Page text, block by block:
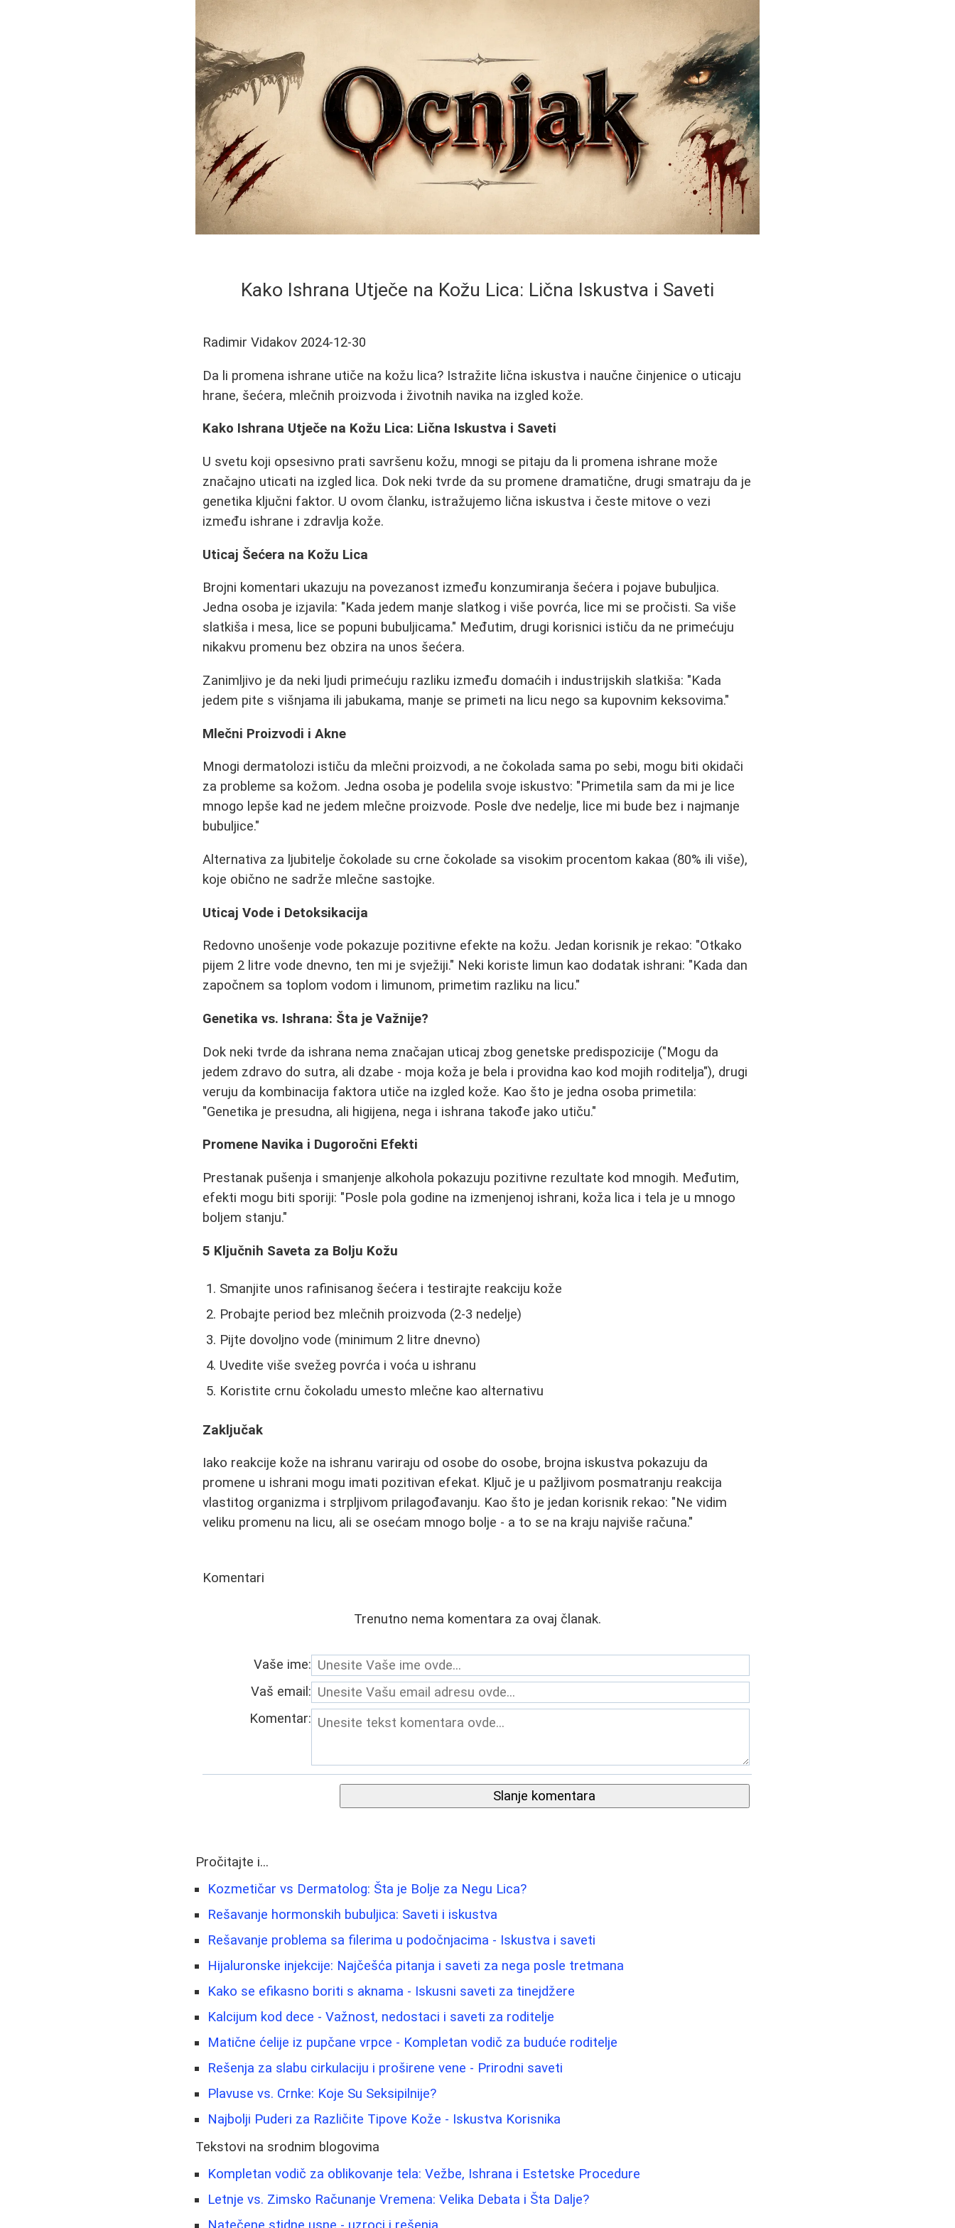
Kako Ishrana Utječe na Kožu Lica: Lična Iskustva i Saveti
Radimir Vidakov 2024-12-30
Da li promena ishrane utiče na kožu lica? Istražite lična iskustva i naučne činjenice o uticaju
hrane, šećera, mlečnih proizvoda i životnih navika na izgled kože.
Kako Ishrana Utječe na Kožu Lica: Lična Iskustva i Saveti
U svetu koji opsesivno prati savršenu kožu, mnogi se pitaju da li promena ishrane može
značajno uticati na izgled lica. Dok neki tvrde da su promene dramatične, drugi smatraju da je
genetika ključni faktor. U ovom članku, istražujemo lična iskustva i česte mitove o vezi
između ishrane i zdravlja kože.
Uticaj Šećera na Kožu Lica
Brojni komentari ukazuju na povezanost između konzumiranja šećera i pojave bubuljica.
Jedna osoba je izjavila: "Kada jedem manje slatkog i više povrća, lice mi se pročisti. Sa više
slatkiša i mesa, lice se popuni bubuljicama." Međutim, drugi korisnici ističu da ne primećuju
nikakvu promenu bez obzira na unos šećera.
Zanimljivo je da neki ljudi primećuju razliku između domaćih i industrijskih slatkiša: "Kada
jedem pite s višnjama ili jabukama, manje se primeti na licu nego sa kupovnim keksovima."
Mlečni Proizvodi i Akne
Mnogi dermatolozi ističu da mlečni proizvodi, a ne čokolada sama po sebi, mogu biti okidači
za probleme sa kožom. Jedna osoba je podelila svoje iskustvo: "Primetila sam da mi je lice
mnogo lepše kad ne jedem mlečne proizvode. Posle dve nedelje, lice mi bude bez i najmanje
bubuljice."
Alternativa za ljubitelje čokolade su crne čokolade sa visokim procentom kakaa (80% ili više),
koje obično ne sadrže mlečne sastojke.
Uticaj Vode i Detoksikacija
Redovno unošenje vode pokazuje pozitivne efekte na kožu. Jedan korisnik je rekao: "Otkako
pijem 2 litre vode dnevno, ten mi je svježiji." Neki koriste limun kao dodatak ishrani: "Kada dan
započnem sa toplom vodom i limunom, primetim razliku na licu."
Genetika vs. Ishrana: Šta je Važnije?
Dok neki tvrde da ishrana nema značajan uticaj zbog genetske predispozicije ("Mogu da
jedem zdravo do sutra, ali dzabe - moja koža je bela i providna kao kod mojih roditelja"), drugi
veruju da kombinacija faktora utiče na izgled kože. Kao što je jedna osoba primetila:
"Genetika je presudna, ali higijena, nega i ishrana takođe jako utiču."
Promene Navika i Dugoročni Efekti
Prestanak pušenja i smanjenje alkohola pokazuju pozitivne rezultate kod mnogih. Međutim,
efekti mogu biti sporiji: "Posle pola godine na izmenjenoj ishrani, koža lica i tela je u mnogo
boljem stanju."
5 Ključnih Saveta za Bolju Kožu
Smanjite unos rafinisanog šećera i testirajte reakciju kože
Probajte period bez mlečnih proizvoda (2-3 nedelje)
Pijte dovoljno vode (minimum 2 litre dnevno)
Uvedite više svežeg povrća i voća u ishranu
Koristite crnu čokoladu umesto mlečne kao alternativu
Zaključak
Iako reakcije kože na ishranu variraju od osobe do osobe, brojna iskustva pokazuju da
promene u ishrani mogu imati pozitivan efekat. Ključ je u pažljivom posmatranju reakcija
vlastitog organizma i strpljivom prilagođavanju. Kao što je jedan korisnik rekao: "Ne vidim
veliku promenu na licu, ali se osećam mnogo bolje - a to se na kraju najviše računa."
Komentari
Trenutno nema komentara za ovaj članak.
Vaše ime:
Vaš email:
Komentar:
Slanje komentara
Pročitajte i...
Kozmetičar vs Dermatolog: Šta je Bolje za Negu Lica?
Rešavanje hormonskih bubuljica: Saveti i iskustva
Rešavanje problema sa filerima u podočnjacima - Iskustva i saveti
Hijaluronske injekcije: Najčešća pitanja i saveti za nega posle tretmana
Kako se efikasno boriti s aknama - Iskusni saveti za tinejdžere
Kalcijum kod dece - Važnost, nedostaci i saveti za roditelje
Matične ćelije iz pupčane vrpce - Kompletan vodič za buduće roditelje
Rešenja za slabu cirkulaciju i proširene vene - Prirodni saveti
Plavuse vs. Crnke: Koje Su Seksipilnije?
Najbolji Puderi za Različite Tipove Kože - Iskustva Korisnika
Tekstovi na srodnim blogovima
Kompletan vodič za oblikovanje tela: Vežbe, Ishrana i Estetske Procedure
Letnje vs. Zimsko Računanje Vremena: Velika Debata i Šta Dalje?